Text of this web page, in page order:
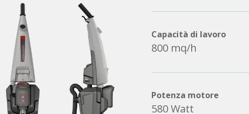
Capacità di lavoro
800 mq/h
Potenza motore
580 Watt